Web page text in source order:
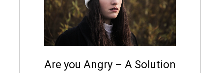
Posted
November 6, 2022
English
Are you Angry – A Solution